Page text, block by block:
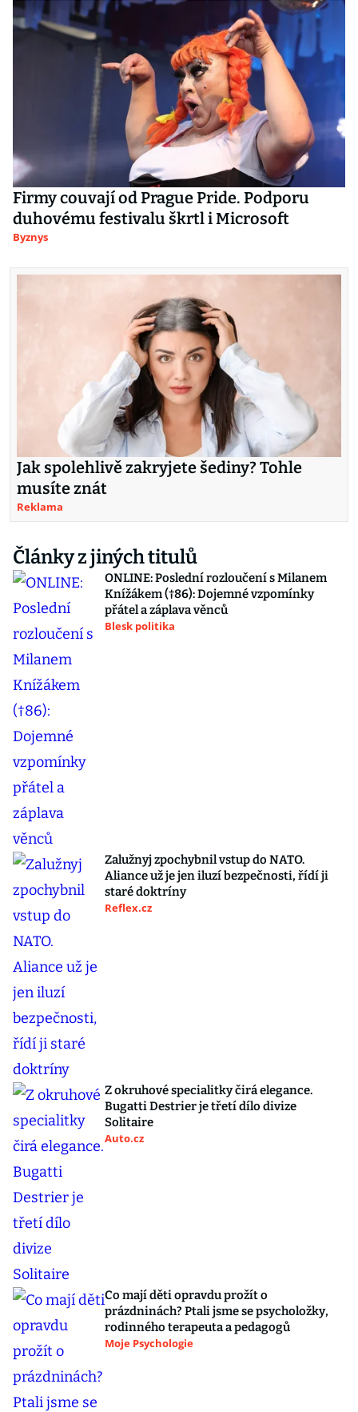
Firmy couvají od Prague Pride. Podporu
duhovému festivalu škrtl i Microsoft
Byznys
Jak spolehlivě zakryjete šediny? Tohle
musíte znát
Reklama
Články z jiných titulů
ONLINE: Poslední rozloučení s Milanem
Knížákem (†86): Dojemné vzpomínky
přátel a záplava věnců
Blesk politika
Zalužnyj zpochybnil vstup do NATO.
Aliance už je jen iluzí bezpečnosti, řídí ji
staré doktríny
Reflex.cz
Z okruhové specialitky čirá elegance.
Bugatti Destrier je třetí dílo divize
Solitaire
Auto.cz
Co mají děti opravdu prožít o
prázdninách? Ptali jsme se psycholožky,
rodinného terapeuta a pedagogů
Moje Psychologie